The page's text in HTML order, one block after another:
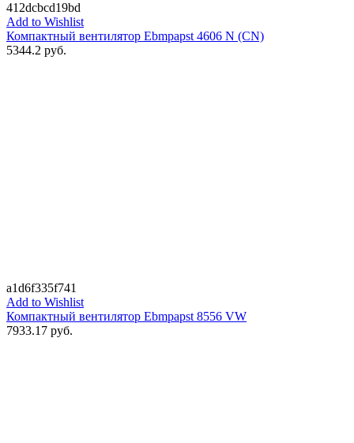
412dcbcd19bd
Add to Wishlist
Компактный вентилятор Ebmpapst 4606 N (CN)
5344.2 руб.
a1d6f335f741
Add to Wishlist
Компактный вентилятор Ebmpapst 8556 VW
7933.17 руб.